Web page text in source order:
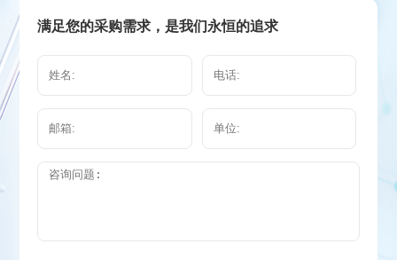
满足您的采购需求，是我们永恒的追求